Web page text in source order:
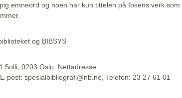
emneord og noen har kun tittelen på Ibsens verk som
og BIBSYS
Solli, 0203 Oslo, Nettadresse:
post: spesialbibliografi@nb.no, Telefon: 23 27 61 01